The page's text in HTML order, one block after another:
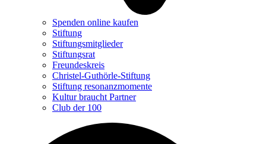
Spenden online kaufen
Stiftung
Stiftungsmitglieder
Stiftungsrat
Freundeskreis
Christel-Guthörle-Stiftung
Stiftung resonanzmomente
Kultur braucht Partner
Club der 100